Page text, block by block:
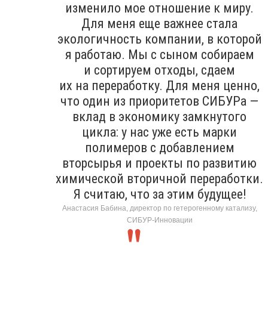
изменило мое отношение к миру.
Для меня еще важнее стала
экологичность компании, в которой
я работаю. Мы с сыном собираем
и сортируем отходы, сдаем
их на переработку. Для меня ценно,
что один из приоритетов СИБУРа —
вклад в экономику замкнутого
цикла: у нас уже есть марки
полимеров с добавлением
вторсырья и проекты по развитию
химической вторичной переработки.
Я считаю, что за этим будущее!
Анастасия Бабина, директор по гетерогенному катализу,
СИБУР-Инновации